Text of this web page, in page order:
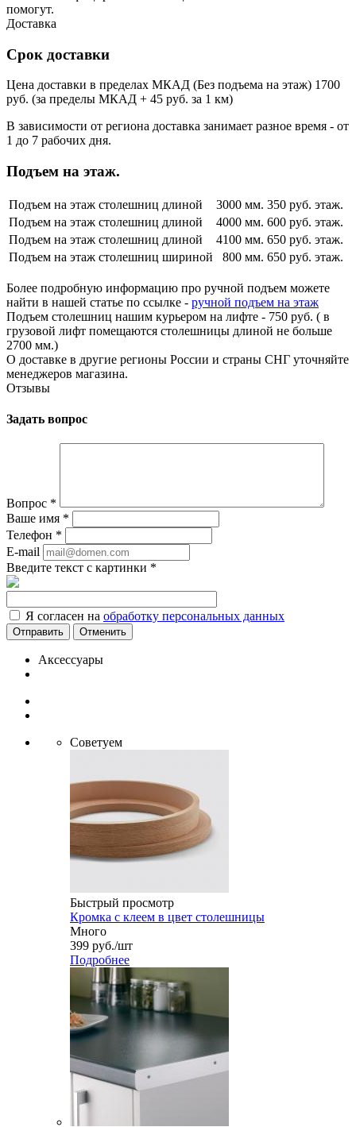
помогут.
Доставка
Срок доставки
Цена доставки в пределах МКАД (Без подъема на этаж) 1700
руб. (за пределы МКАД + 45 руб. за 1 км)
В зависимости от региона доставка занимает разное время - от
1 до 7 рабочих дня.
Подъем на этаж.
Подъем на этаж столешниц длиной 3000 мм. 350 руб. этаж.
Подъем на этаж столешниц длиной
4000 мм. 600 руб. этаж.
Подъем на этаж столешниц длиной
4100 мм. 650 руб. этаж.
Подъем на этаж столешниц шириной
800 мм. 650 руб. этаж.
Более подробную информацию про ручной подъем можете
найти в нашей статье по ссылке - ручной подъем на этаж
Подъем столешниц нашим курьером на лифте - 750 руб. ( в
грузовой лифт помещаются столешницы длиной не больше
2700 мм.)
О доставке в другие регионы России и страны СНГ уточняйте
менеджеров магазина.
Отзывы
Задать вопрос
Вопрос *
Ваше имя *
Телефон *
E-mail
Введите текст с картинки *
Я согласен на обработку персональных данных
Отменить
Аксессуары
Советуем
Быстрый просмотр
Кромка с клеем в цвет столешницы
Много
399 руб./шт
Подробнее